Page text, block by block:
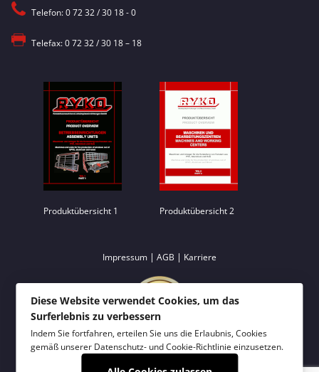
Telefon: 0 72 32 / 30 18 - 0
Telefax: 0 72 32 / 30 18 – 18
Produktübersicht 1 Produktübersicht 2
Impressum | AGB | Karriere
Diese Website verwendet Cookies, um das
Surferlebnis zu verbessern
Indem Sie fortfahren, erteilen Sie uns die Erlaubnis, Cookies
gemäß unserer Datenschutz- und Cookie-Richtlinie einzusetzen.